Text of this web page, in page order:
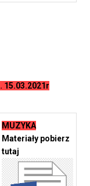
15.03.2021r
MUZYKA
Materiały pobierz
tutaj